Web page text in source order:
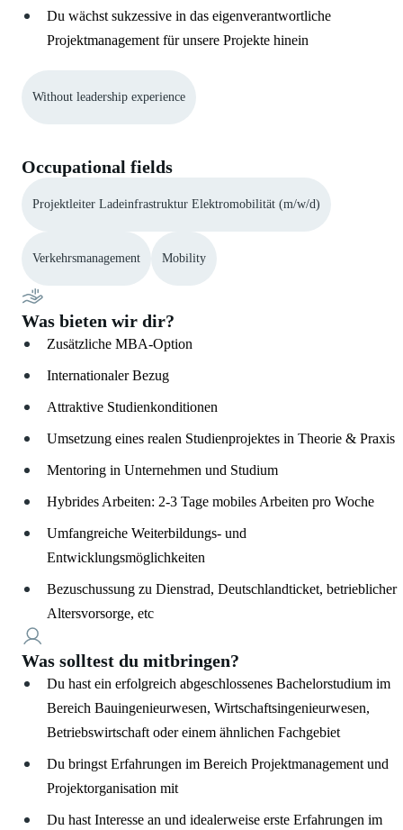
Du wächst sukzessive in das eigenverantwortliche
Projektmanagement für unsere Projekte hinein
Without leadership experience
Occupational fields
Projektleiter Ladeinfrastruktur Elektromobilität (m/w/d)
Verkehrsmanagement Mobility
Was bieten wir dir?
Zusätzliche MBA-Option
Internationaler Bezug
Attraktive Studienkonditionen
Umsetzung eines realen Studienprojektes in Theorie & Praxis
Mentoring in Unternehmen und Studium
Hybrides Arbeiten: 2-3 Tage mobiles Arbeiten pro Woche
Umfangreiche Weiterbildungs- und
Entwicklungsmöglichkeiten
Bezuschussung zu Dienstrad, Deutschlandticket, betrieblicher
Altersvorsorge, etc
Was solltest du mitbringen?
Du hast ein erfolgreich abgeschlossenes Bachelorstudium im
Bereich Bauingenieurwesen, Wirtschaftsingenieurwesen,
Betriebswirtschaft oder einem ähnlichen Fachgebiet
Du bringst Erfahrungen im Bereich Projektmanagement und
Projektorganisation mit
Du hast Interesse an und idealerweise erste Erfahrungen im